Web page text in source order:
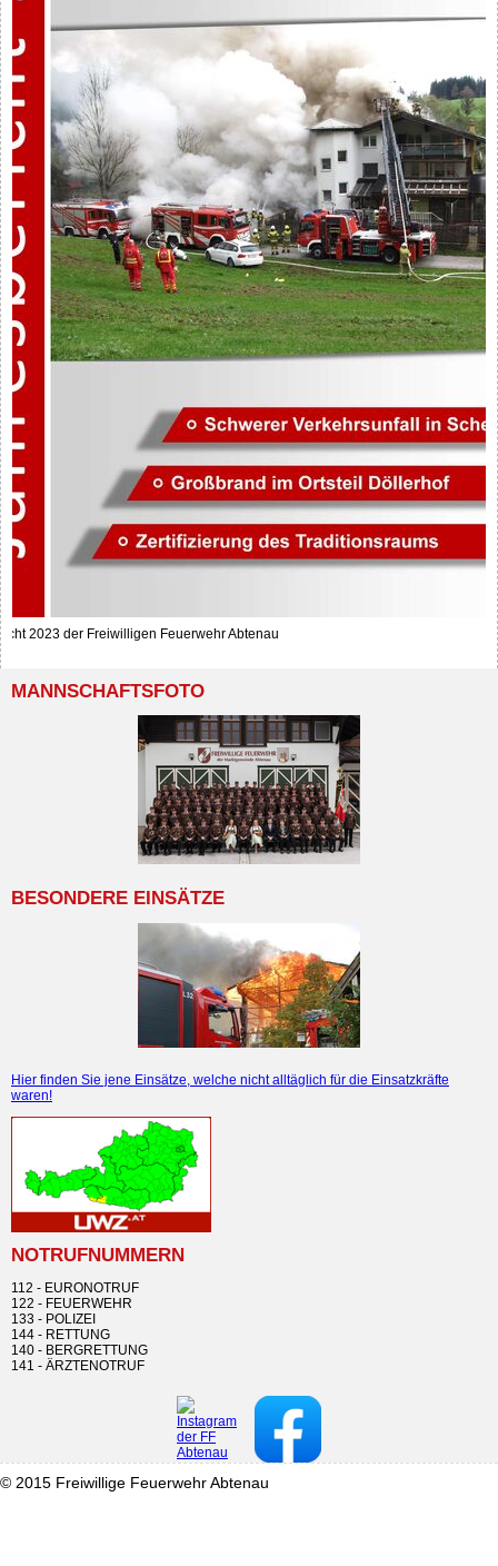
2023 der Freiwilligen Feuerwehr Abtenau
MANNSCHAFTSFOTO
BESONDERE EINSÄTZE
Hier finden Sie jene Einsätze, welche nicht alltäglich für die Einsatzkräfte
waren!
NOTRUFNUMMERN
112 - EURONOTRUF
122 - FEUERWEHR
133 - POLIZEI
144 - RETTUNG
140 - BERGRETTUNG
141 - ÄRZTENOTRUF
© 2015 Freiwillige Feuerwehr Abtenau